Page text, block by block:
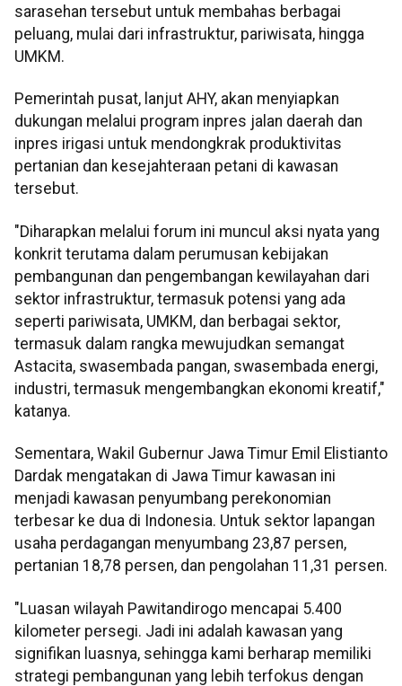
sarasehan tersebut untuk membahas berbagai
peluang, mulai dari infrastruktur, pariwisata, hingga
UMKM.
Pemerintah pusat, lanjut AHY, akan menyiapkan
dukungan melalui program inpres jalan daerah dan
inpres irigasi untuk mendongkrak produktivitas
pertanian dan kesejahteraan petani di kawasan
tersebut.
"Diharapkan melalui forum ini muncul aksi nyata yang
konkrit terutama dalam perumusan kebijakan
pembangunan dan pengembangan kewilayahan dari
sektor infrastruktur, termasuk potensi yang ada
seperti pariwisata, UMKM, dan berbagai sektor,
termasuk dalam rangka mewujudkan semangat
Astacita, swasembada pangan, swasembada energi,
industri, termasuk mengembangkan ekonomi kreatif,"
katanya.
Sementara, Wakil Gubernur Jawa Timur Emil Elistianto
Dardak mengatakan di Jawa Timur kawasan ini
menjadi kawasan penyumbang perekonomian
terbesar ke dua di Indonesia. Untuk sektor lapangan
usaha perdagangan menyumbang 23,87 persen,
pertanian 18,78 persen, dan pengolahan 11,31 persen.
"Luasan wilayah Pawitandirogo mencapai 5.400
kilometer persegi. Jadi ini adalah kawasan yang
signifikan luasnya, sehingga kami berharap memiliki
strategi pembangunan yang lebih terfokus dengan